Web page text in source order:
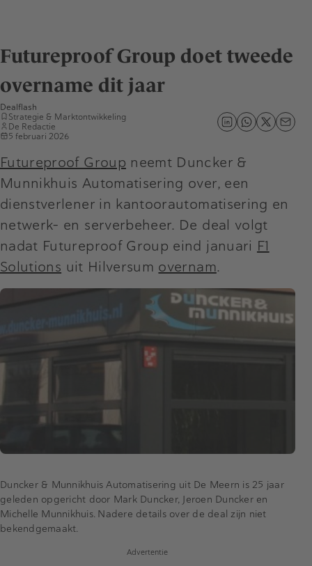
Futureproof Group doet tweede
overname dit jaar
Dealflash
Strategie & Marktontwikkeling
De Redactie
5 februari 2026
Futureproof Group neemt Duncker &
Munnikhuis Automatisering over, een
dienstverlener in kantoorautomatisering en
netwerk- en serverbeheer. De deal volgt
nadat Futureproof Group eind januari F1
Solutions uit Hilversum overnam.
Duncker & Munnikhuis Automatisering uit De Meern is 25 jaar
geleden opgericht door Mark Duncker, Jeroen Duncker en
Michelle Munnikhuis. Nadere details over de deal zijn niet
bekendgemaakt.
Advertentie